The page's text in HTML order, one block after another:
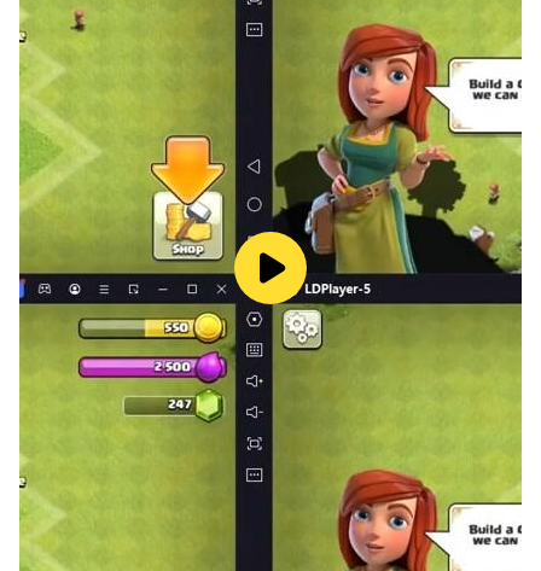
Vinci, Catarina a Grande, Rei Sejong e outros líderes
históricos.
• Aprenda estratégia de guerra e fortaleça a sua
Nação!
NOVOS EVENTOS!
• Alcance objetivos em contrarrelógio baseados em
eventos históricos reais.
• Colecione prêmios raros para a evolução da sua
Nação e conquista mundial!
DESDE A IDADE DA PEDRA À ERA DA INFORMAÇÃO
• Lidere uma colónia de caçadores-recoletores na sua
demanda desde o início da civilização à era moderna.
• Construa uma civilização pequena até ser uma
metrópole.
• Faça nascer Maravilhas do Mundo, incluindo
monumentos famosos como as Pirâmides do Egito e